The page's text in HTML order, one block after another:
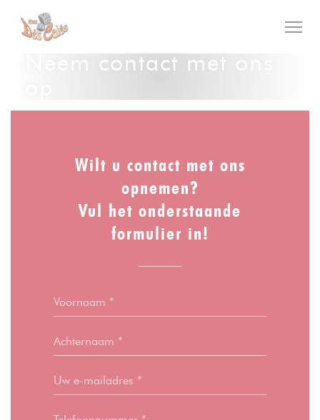
Cookies beheer paneel
Neem contact met ons
Wilt u contact met ons
opnemen?
Vul het onderstaande
formulier in!